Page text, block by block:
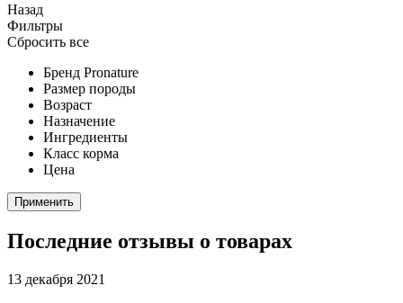
Назад
Фильтры
Сбросить все
Бренд Pronature
Размер породы
Возраст
Назначение
Ингредиенты
Класс корма
Цена
Применить
Последние отзывы о товарах
13 декабря 2021